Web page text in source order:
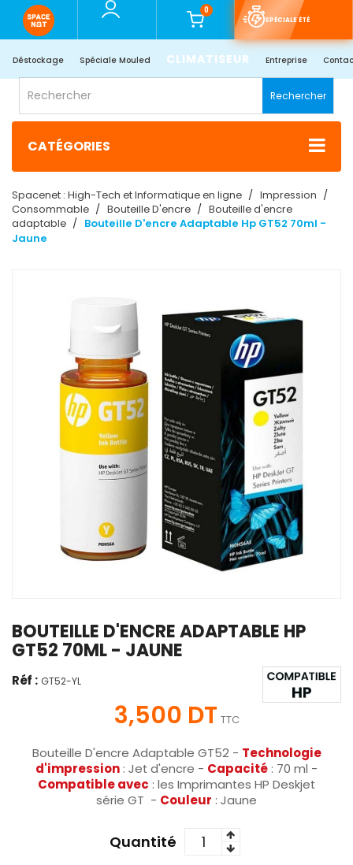
0
SPÉCIALE ÉTÉ
Déstockage Spéciale Mouled CLIMATISEUR Entreprise
Rechercher
CATÉGORIES
Spacenet : High-Tech et Informatique en ligne
Impression
Consommable
Bouteille D'encre
Bouteille d'encre
adaptable
Bouteille D'encre Adaptable Hp GT52 70ml -
Jaune
BOUTEILLE D'ENCRE ADAPTABLE HP
GT52 70ML - JAUNE
Réf : GT52-YL
3,500 DT TTC
Bouteille D'encre Adaptable GT52 - Technologie
d'impression : Jet d'encre - Capacité : 70 ml -
Compatible avec : les Imprimantes HP Deskjet
série GT - Couleur : Jaune
Quantité